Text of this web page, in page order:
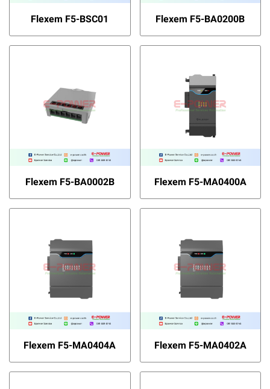
Flexem F5-BSC01 Flexem F5-BA0200B
Flexem F5-BA0002B Flexem F5-MA0400A
Flexem F5-MA0404A Flexem F5-MA0402A